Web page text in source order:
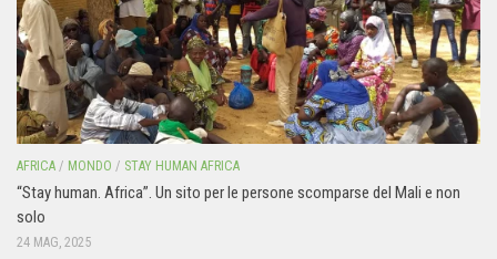
AFRICA / MONDO / STAY HUMAN AFRICA
“Stay human. Africa”. Un sito per le persone scomparse del Mali e non
solo
24 MAG, 2025